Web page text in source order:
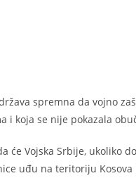
spremna da vojno
i koja se nije pokazala
će Vojska Srbije, ukoliko
uđu na teritoriju